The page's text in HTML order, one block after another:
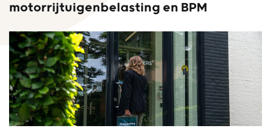
motorrijtuigenbelasting en BPM